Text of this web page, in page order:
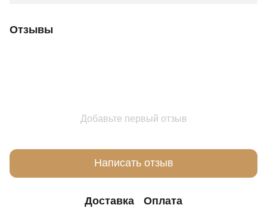
Отзывы
Добавьте первый отзыв
Написать отзыв
Доставка Оплата